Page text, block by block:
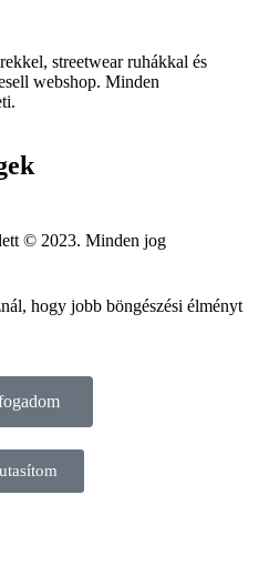
streetwear ruhákkal és
webshop. Minden
© 2023. Minden jog
hogy jobb böngészési élményt